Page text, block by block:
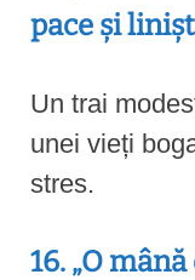
pace și
Un trai
unei vieți
stres.
16. „O